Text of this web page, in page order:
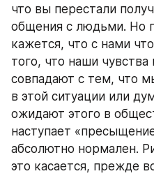
что вы перестали
общения с людьми. Но
кажется, что с нами
того, что наши
совпадают с тем, что
в этой ситуации или
ожидают этого в
наступает
абсолютно нормален.
это касается, прежде